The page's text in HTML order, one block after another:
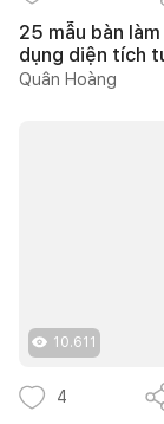
25 mẫu bàn
dụng diện tích
Quân Hoàng
10.611
4